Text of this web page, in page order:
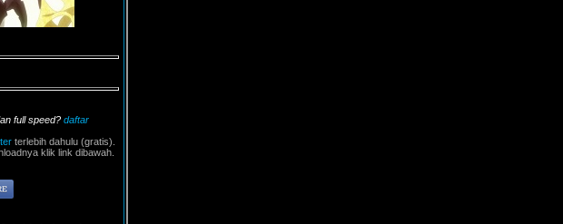
full speed? daftar
terlebih dahulu (gratis).
klik link dibawah.